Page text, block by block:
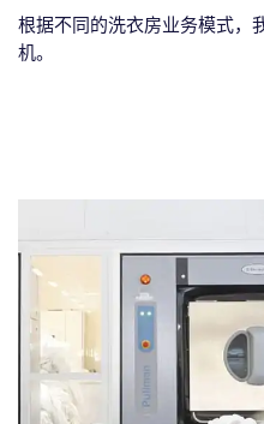
根据不同的洗衣房业务模式，
机。